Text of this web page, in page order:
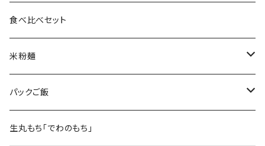
つや姫
コシヒカリ
雪若丸
ササニシキ
食べ比べセット
米粉麺
おやじの米めん
おやじの米うどん
パックご飯
JAS有機コシヒカリ
生丸もち「でわのもち」